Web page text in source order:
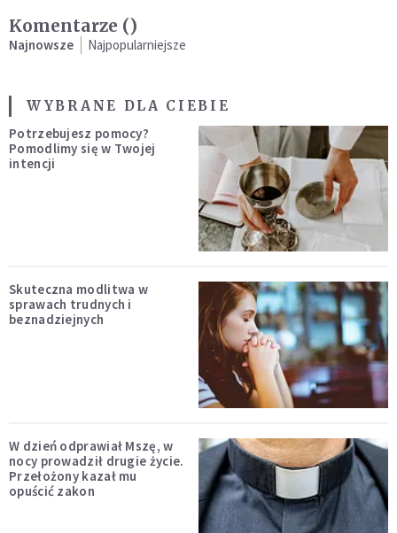
Komentarze ()
Najnowsze Najpopularniejsze
WYBRANE DLA CIEBIE
Potrzebujesz pomocy?
Pomodlimy się w Twojej
intencji
Skuteczna modlitwa w
sprawach trudnych i
beznadziejnych
W dzień odprawiał Mszę, w
nocy prowadził drugie życie.
Przełożony kazał mu
opuścić zakon